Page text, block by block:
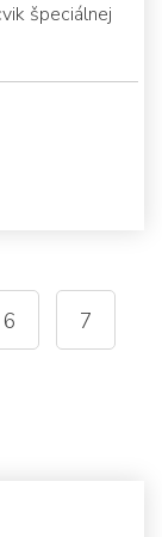
špeciálnej
6 7